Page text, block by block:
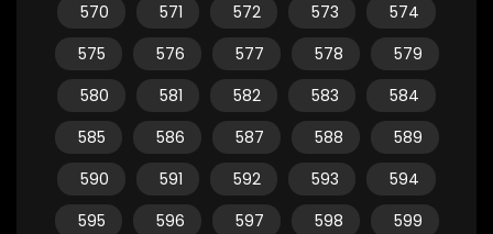
570
571 572 573
574
575
576 577 578
579
580
581 582 583
584
585
586 587 588
589
590
591 592 593
594
595
596 597 598
599